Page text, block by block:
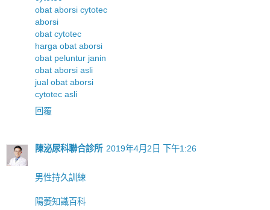
obat aborsi cytotec
aborsi
obat cytotec
harga obat aborsi
obat peluntur janin
obat aborsi asli
jual obat aborsi
cytotec asli
回覆
陳泌尿科聯合診所 2019年4月2日 下午1:26
男性持久訓練
陽萎知識百科